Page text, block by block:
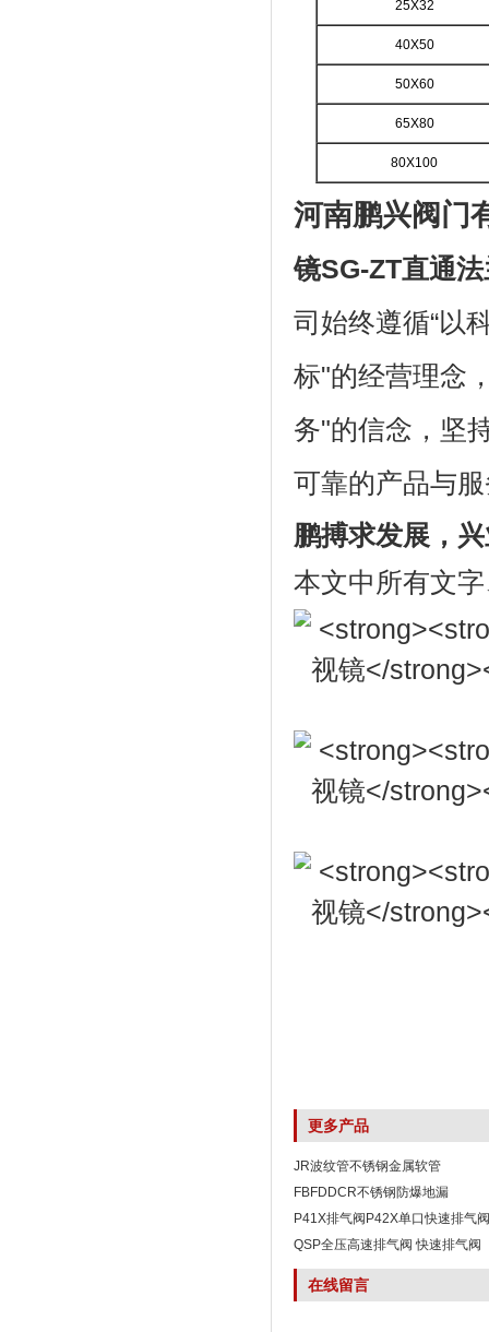
25X32
40X50
50X60
65X80
80X100
河南鹏兴阀门
镜SG-ZT直通
司始终遵循“以
标"的经营理念
务"的信念，坚
可靠的产品与
鹏搏求发展，
本文中所有文
更多产品
JR波纹管不锈钢金属软管
FBFDDCR不锈钢防爆地漏
P41X排气阀P42X单口快速排气阀
QSP全压高速排气阀 快速排气阀
在线留言